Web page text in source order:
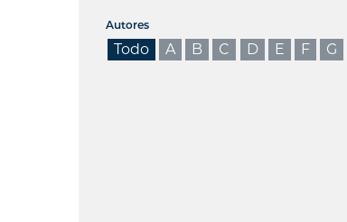
Autores
Todo A B C D E F G